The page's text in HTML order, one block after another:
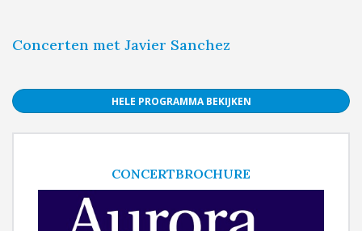
Concerten met Javier Sanchez
HELE PROGRAMMA BEKIJKEN
CONCERTBROCHURE